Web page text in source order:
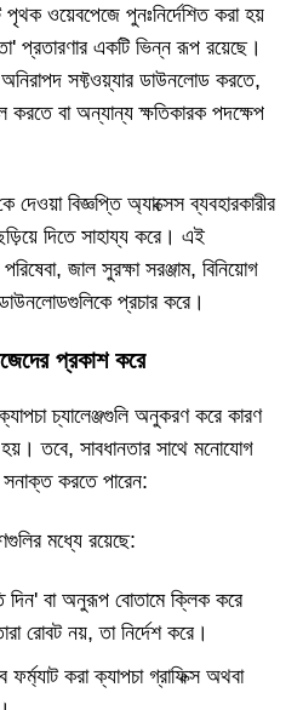
ওয়েবপেজে পুনঃনির্দেশিত করা হয়
প্রতারণার একটি ভিন্ন রূপ রয়েছে।
সফ্টওয়্যার ডাউনলোড করতে,
করতে বা অন্যান্য ক্ষতিকারক পদক্ষেপ
বিজ্ঞপ্তি অ্যাক্সেস ব্যবহারকারীর
দিতে সাহায্য করে। এই
জাল সুরক্ষা সরঞ্জাম, বিনিয়োগ
প্রচার করে।
প্রকাশ করে
চ্যালেঞ্জগুলি অনুকরণ করে কারণ
হয়। তবে, সাবধানতার সাথে মনোযোগ
সনাক্ত করতে পারেন:
মধ্যে রয়েছে:
দিন' বা অনুরূপ বোতামে ক্লিক করে
রোবট নয়, তা নির্দেশ করে।
করা ক্যাপচা গ্রাফিক্স অথবা